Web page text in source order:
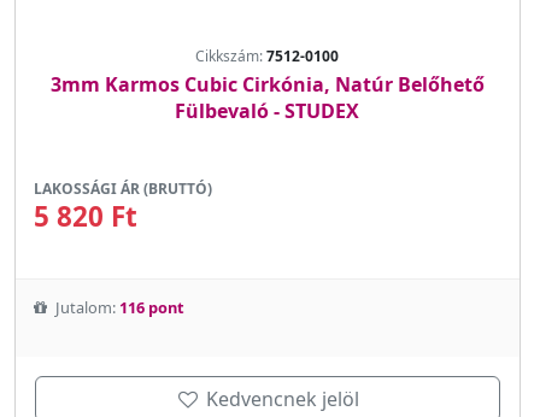
Cikkszám:7512-0100
3mm Karmos Cubic Cirkónia, Natúr Belőhető
Fülbevaló - STUDEX
LAKOSSÁGI ÁR (BRUTTÓ)
5 820 Ft
Jutalom: 116 pont
Kedvencnek jelöl